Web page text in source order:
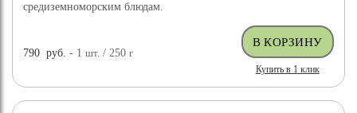
средиземноморским блюдам.
790 руб. - 1шт. / 250г
Купить в 1 клик